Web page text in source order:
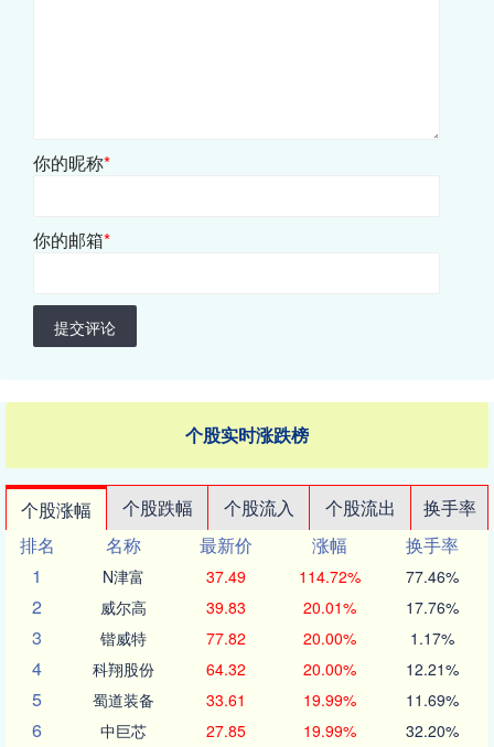
你的昵称*
你的邮箱*
提交评论
个股实时涨跌榜
个股涨幅 个股跌幅 个股流入 个股流出
换手率
排名
名称 最新价 涨幅
换手率
1
N津富 37.49 114.72% 77.46%
2 威尔高 39.83 20.01% 17.76%
3 锴威特 77.82 20.00% 1.17%
4 科翔股份 64.32 20.00% 12.21%
5 蜀道装备 33.61 19.99% 11.69%
6 中巨芯 27.85 19.99% 32.20%